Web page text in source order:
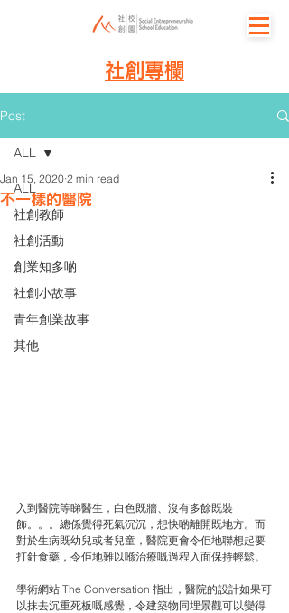
社創專欄
Post
ALL
社創教師
社創活動
創業知多啲
社創小故事
青年創業故事
其他
ALL
不一樣的醫院
Jan 15, 2020 2 min read
入到醫院等睇醫生，白色既牆、沒有多餘既裝
飾。。。總係覺得死氣沉沉，想快啲離開既地方。而
對於生病既幼兒或者兒童，醫院更會令佢地聯想起要
打針食藥，令佢地難以喺治療嘅過程入面保持輕鬆。
學術網站 The Conversation 指出，醫院的設計如果可
以抹去沉重死板嘅感覺，令建築物同埋景觀可以變得